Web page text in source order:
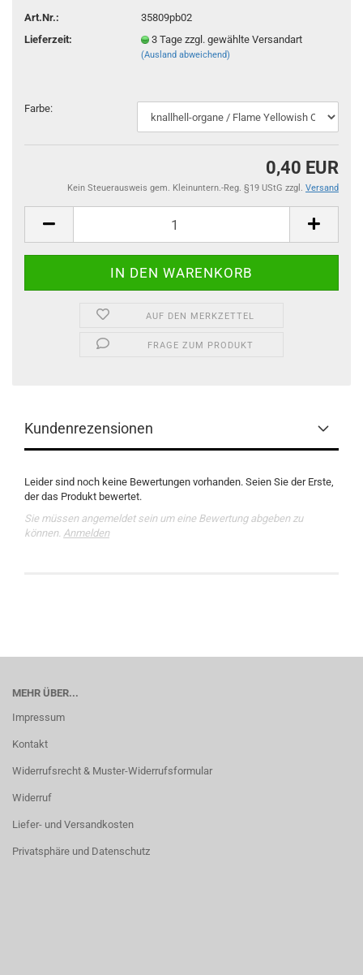
Art.Nr.:
35809pb02
Lieferzeit:
3 Tage zzgl. gewählte Versandart
(Ausland abweichend)
Farbe:
0,40 EUR
Kein Steuerausweis gem. Kleinuntern.-Reg. §19 UStG zzgl. Versand
AUF DEN MERKZETTEL
FRAGE ZUM PRODUKT
Kundenrezensionen
Leider sind noch keine Bewertungen vorhanden. Seien Sie der Erste,
der das Produkt bewertet.
Sie müssen angemeldet sein um eine Bewertung abgeben zu
können. Anmelden
MEHR ÜBER...
Impressum
Kontakt
Widerrufsrecht & Muster-Widerrufsformular
Widerruf
Liefer- und Versandkosten
Privatsphäre und Datenschutz